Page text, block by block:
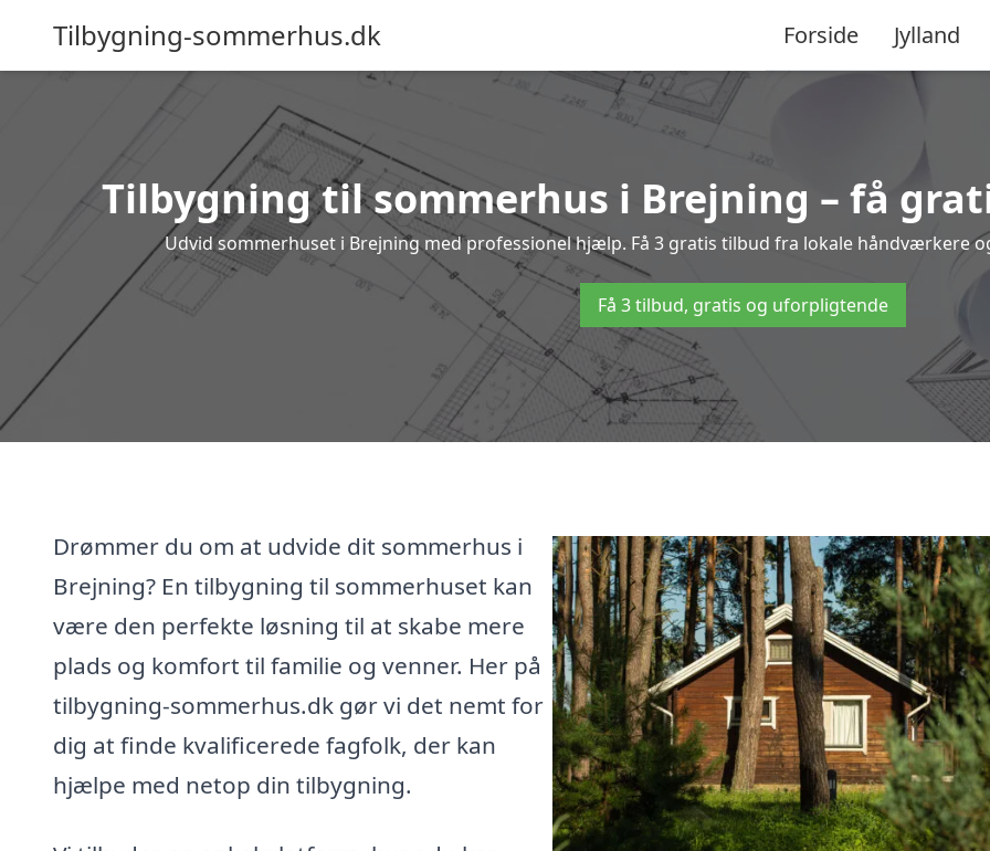
Tilbygning-sommerhus.dk Forside Jylland
Tilbygning til sommerhus i Brejning – få
Udvid sommerhuset i Brejning med professionel hjælp. Få 3 gratis tilbud fra lokale håndværkere
Få 3 tilbud, gratis og uforpligtende
Drømmer du om at udvide dit sommerhus i
Brejning? En tilbygning til sommerhuset kan
være den perfekte løsning til at skabe mere
plads og komfort til familie og venner. Her på
tilbygning-sommerhus.dk gør vi det nemt for
dig at finde kvalificerede fagfolk, der kan
hjælpe med netop din tilbygning.